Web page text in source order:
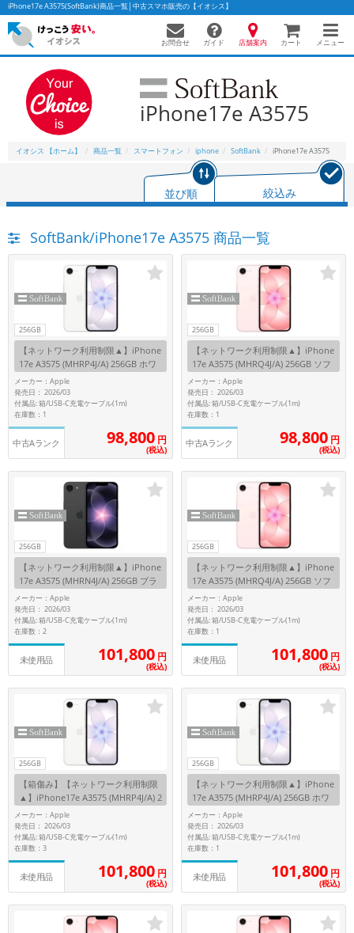
iPhone17e A3575(SoftBank)商品一覧│中古スマホ販売の【イオシス】
お問合せ ガイド 店舗案内 カート メニュー
iPhone17e A3575
イオシス 【ホーム】 商品一覧 スマートフォン iphone SoftBank iPhone17e A3575
並び順 絞込み
SoftBank/iPhone17e A3575 商品一覧
256GB
【ネットワーク利用制限▲】iPhone
17e A3575 (MHRP4J/A) 256GB ホワ
イト 【SoftBank版SIMフリー】
メーカー：Apple
発売日： 2026/03
付属品: 箱/USB-C充電ケーブル(1m)
在庫数：1
中古Aランク 98,800 円
(税込)
256GB
【ネットワーク利用制限▲】iPhone
17e A3575 (MHRQ4J/A) 256GB ソフ
トピンク 【SoftBank版SIMフリー】
メーカー：Apple
発売日： 2026/03
付属品: 箱/USB-C充電ケーブル(1m)
在庫数：1
中古Aランク 98,800 円
(税込)
256GB
【ネットワーク利用制限▲】iPhone
17e A3575 (MHRN4J/A) 256GB ブラ
ック 【SoftBank版SIMフリー】
メーカー：Apple
発売日： 2026/03
付属品: 箱/USB-C充電ケーブル(1m)
在庫数：2
未使用品 101,800 円
(税込)
256GB
【ネットワーク利用制限▲】iPhone
17e A3575 (MHRQ4J/A) 256GB ソフ
トピンク 【SoftBank版SIMフリー】
メーカー：Apple
発売日： 2026/03
付属品: 箱/USB-C充電ケーブル(1m)
在庫数：1
未使用品 101,800 円
(税込)
256GB
【箱傷み】【ネットワーク利用制限
▲】iPhone17e A3575 (MHRP4J/A) 2
56GB ホワイト 【SoftBank版SIMフ
リー】
メーカー：Apple
発売日： 2026/03
付属品: 箱/USB-C充電ケーブル(1m)
在庫数：3
未使用品 101,800 円
(税込)
256GB
【ネットワーク利用制限▲】iPhone
17e A3575 (MHRP4J/A) 256GB ホワ
イト 【SoftBank版SIMフリー】
メーカー：Apple
発売日： 2026/03
付属品: 箱/USB-C充電ケーブル(1m)
在庫数：1
未使用品 101,800 円
(税込)
かんたんパソコン検索に切り替える
人気の検索ワード：Let's noteEliteBook MacBook
カテゴリー
商品ジャンルの絞り込み
「スマートフォン」「タブレット」など
シリーズ
商品シリーズ名・ブランド名の絞り込み。
「iPhone」「Xperia」「Galaxy」など
メーカー
製造、販売メーカーの絞り込み
「Apple」「SONY」「SHARP」など
機能・特徴
商品の搭載機能による絞り込み
「5G対応」「防水」「ワンセグ」など
ドライブの絞り込み
ランク
商品状態の絞り込み
「新品」「未使用」「中古」など
CPU
CPUの絞り込み
OSの絞り込み
容量
~
モニタサイズ
円